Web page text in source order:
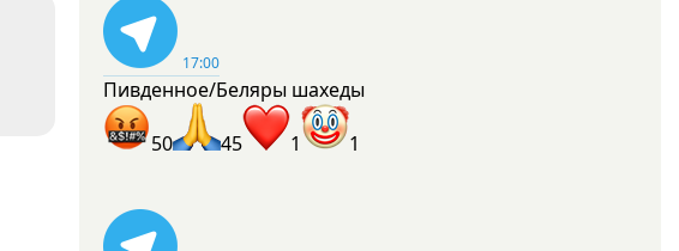
17:00
Пивденное/Беляры шахеды
50 45 1 1